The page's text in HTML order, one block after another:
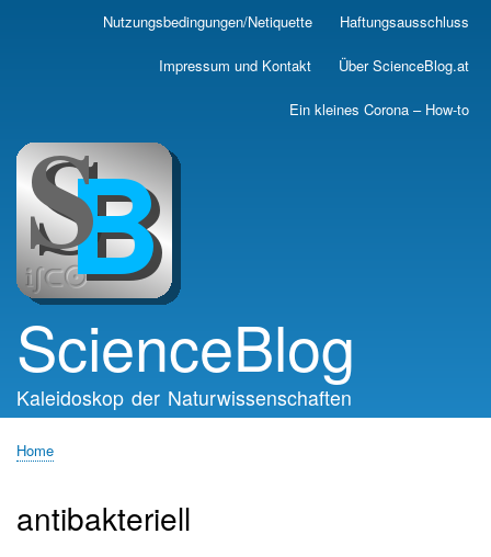
Skip
main
Nutzungsbedingungen/Netiquette Haftungsausschluss
Impressum und Kontakt Über ScienceBlog.at
Ein kleines Corona – How-to
ScienceBlog
Kaleidoskop der Naturwissenschaften
Home
antibakteriell